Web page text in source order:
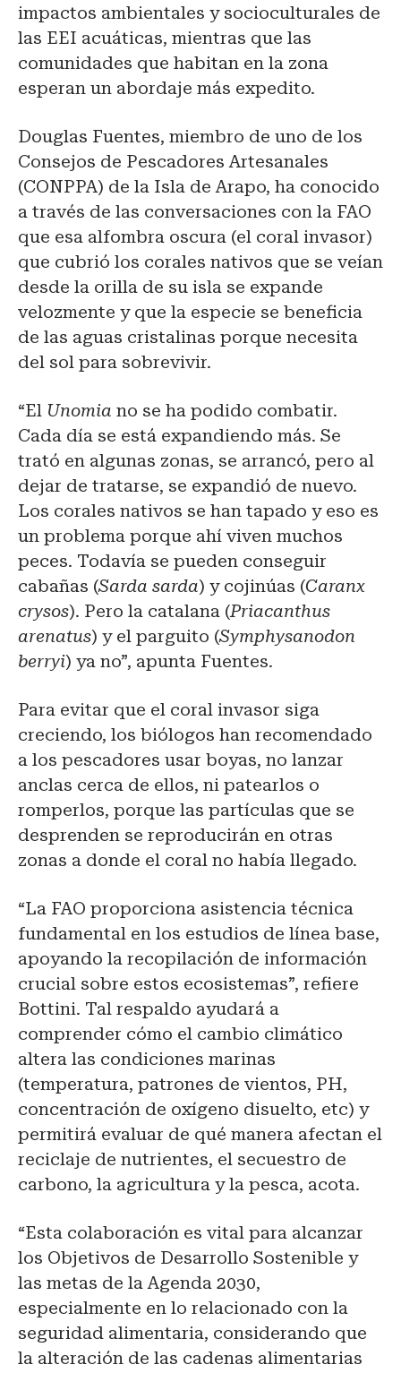
impactos ambientales y socioculturales de
las EEI acuáticas, mientras que las
comunidades que habitan en la zona
esperan un abordaje más expedito.
Douglas Fuentes, miembro de uno de los
Consejos de Pescadores Artesanales
(CONPPA) de la Isla de Arapo, ha conocido
a través de las conversaciones con la FAO
que esa alfombra oscura (el coral invasor)
que cubrió los corales nativos que se veían
desde la orilla de su isla se expande
velozmente y que la especie se beneficia
de las aguas cristalinas porque necesita
del sol para sobrevivir.
“El Unomia no se ha podido combatir.
Cada día se está expandiendo más. Se
trató en algunas zonas, se arrancó, pero al
dejar de tratarse, se expandió de nuevo.
Los corales nativos se han tapado y eso es
un problema porque ahí viven muchos
peces. Todavía se pueden conseguir
cabañas (Sarda sarda) y cojinúas (Caranx
crysos). Pero la catalana (Priacanthus
arenatus) y el parguito (Symphysanodon
berryi) ya no”, apunta Fuentes.
Para evitar que el coral invasor siga
creciendo, los biólogos han recomendado
a los pescadores usar boyas, no lanzar
anclas cerca de ellos, ni patearlos o
romperlos, porque las partículas que se
desprenden se reproducirán en otras
zonas a donde el coral no había llegado.
“La FAO proporciona asistencia técnica
fundamental en los estudios de línea base,
apoyando la recopilación de información
crucial sobre estos ecosistemas”, refiere
Bottini. Tal respaldo ayudará a
comprender cómo el cambio climático
altera las condiciones marinas
(temperatura, patrones de vientos, PH,
concentración de oxígeno disuelto, etc) y
permitirá evaluar de qué manera afectan el
reciclaje de nutrientes, el secuestro de
carbono, la agricultura y la pesca, acota.
“Esta colaboración es vital para alcanzar
los Objetivos de Desarrollo Sostenible y
las metas de la Agenda 2030,
especialmente en lo relacionado con la
seguridad alimentaria, considerando que
la alteración de las cadenas alimentarias